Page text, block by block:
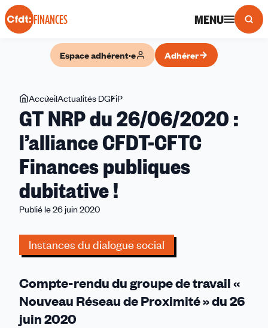
Panneau de gestion des cookies
FINANCES MENU
Espace adhérent·e Adhérer
Vous
êtes
ici
AccueilActualités DGFiP
NRP
du
26/06/2020 :
l’alliance
CFDT-
dubitative !
GT NRP du 26/06/2020 :
l’alliance CFDT-CFTC
Finances publiques
dubitative !
Publié le 26 juin 2020
Instances du dialogue social
Compte-rendu du groupe de travail «
Nouveau Réseau de Proximité » du 26
juin 2020